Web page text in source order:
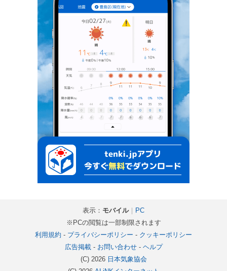
表示： モバイル｜
PC
※PCの閲覧は一部制限されます
利用規約 - プライバシーポリシー - クッキーポリシー
広告掲載- お問い合わせ- ヘルプ
(C) 2026 日本気象協会